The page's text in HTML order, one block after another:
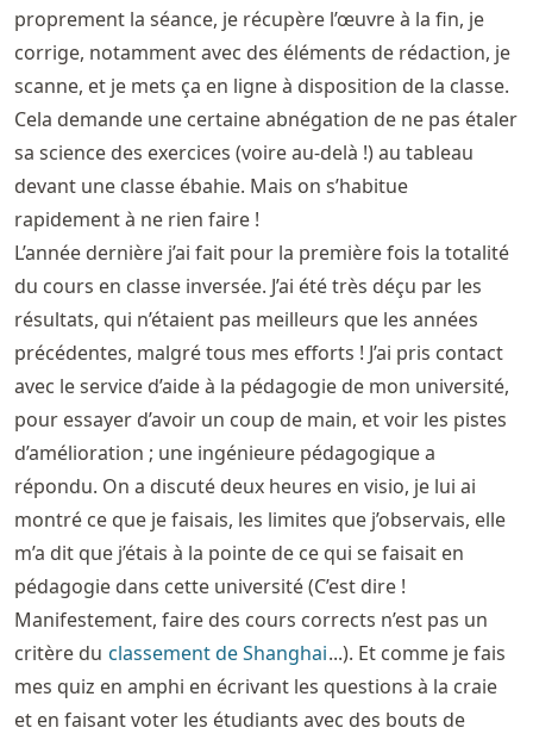
proprement la séance, je récupère l’œuvre à la fin, je
corrige, notamment avec des éléments de rédaction, je
scanne, et je mets ça en ligne à disposition de la classe.
Cela demande une certaine abnégation de ne pas étaler
sa science des exercices (voire au-delà !) au tableau
devant une classe ébahie. Mais on s’habitue
rapidement à ne rien faire !
L’année dernière j’ai fait pour la première fois la totalité
du cours en classe inversée. J’ai été très déçu par les
résultats, qui n’étaient pas meilleurs que les années
précédentes, malgré tous mes efforts ! J’ai pris contact
avec le service d’aide à la pédagogie de mon université,
pour essayer d’avoir un coup de main, et voir les pistes
d’amélioration ; une ingénieure pédagogique a
répondu. On a discuté deux heures en visio, je lui ai
montré ce que je faisais, les limites que j’observais, elle
m’a dit que j’étais à la pointe de ce qui se faisait en
pédagogie dans cette université (C’est dire !
Manifestement, faire des cours corrects n’est pas un
critère du classement de Shanghai...). Et comme je fais
mes quiz en amphi en écrivant les questions à la craie
et en faisant voter les étudiants avec des bouts de